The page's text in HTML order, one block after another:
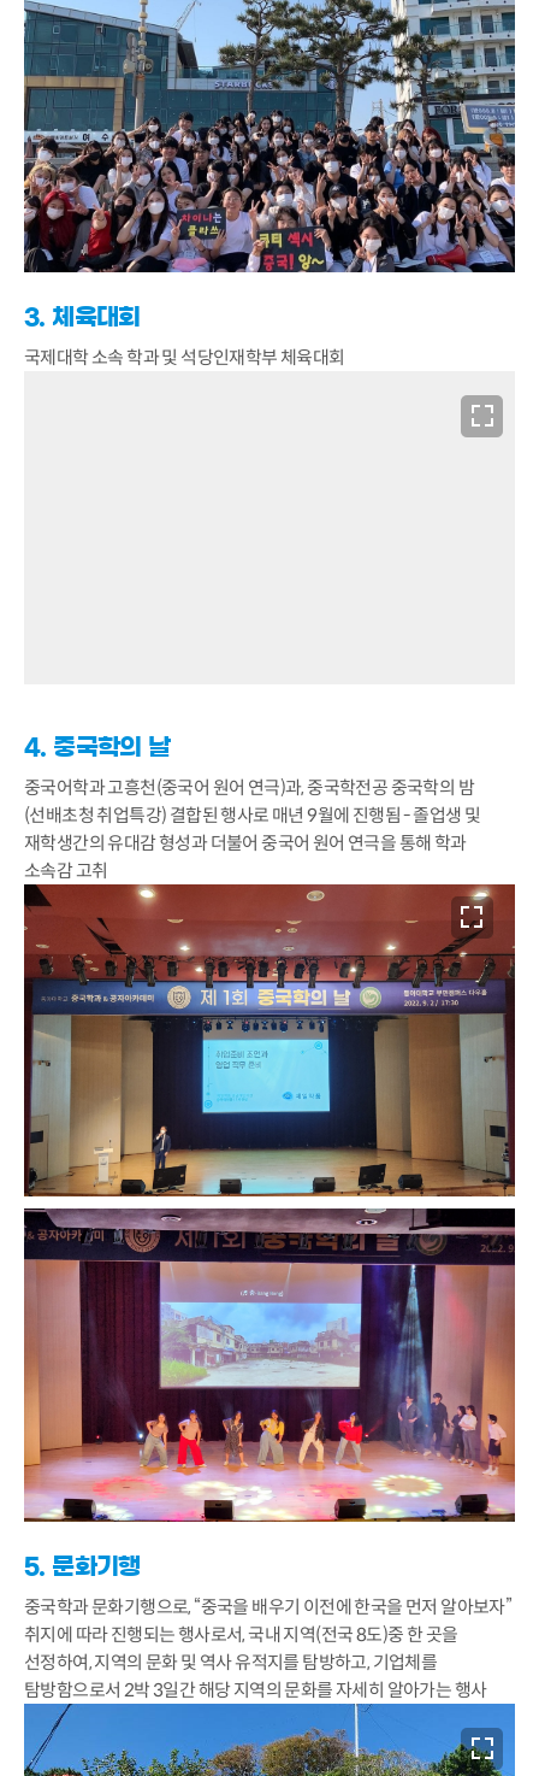
3. 체육대회
국제대학 소속 학과 및 석당인재학부 체육대회
4. 중국학의 날
중국어학과 고흥천(중국어 원어 연극)과, 중국학전공 중국학의 밤
(선배초청 취업특강) 결합된 행사로 매년 9월에 진행됨 - 졸업생 및
재학생간의 유대감 형성과 더불어 중국어 원어 연극을 통해 학과
소속감 고취
5. 문화기행
중국학과 문화기행으로, “중국을 배우기 이전에 한국을 먼저 알아보자”
취지에 따라 진행되는 행사로서, 국내 지역(전국 8도)중 한 곳을
선정하여, 지역의 문화 및 역사 유적지를 탐방하고, 기업체를
탐방함으로서 2박 3일간 해당 지역의 문화를 자세히 알아가는 행사